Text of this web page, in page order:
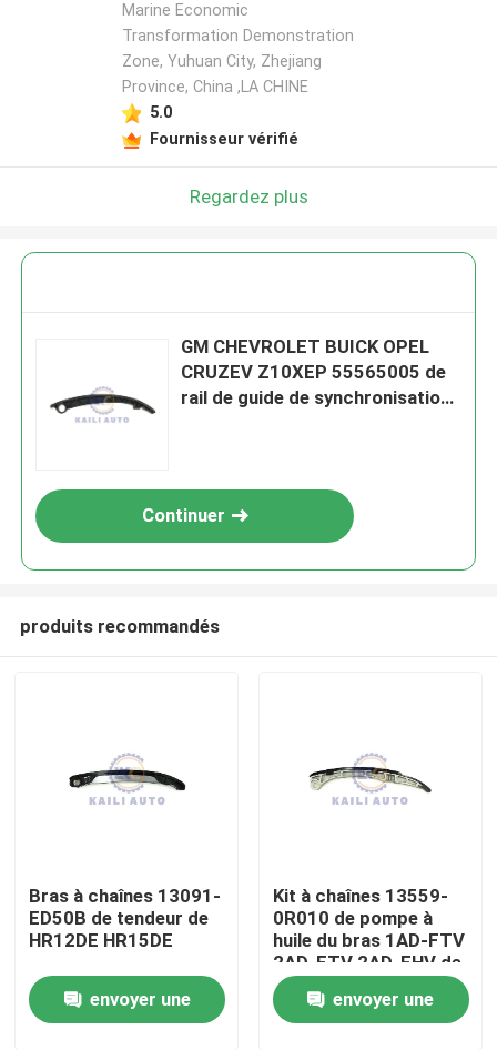
À la maison
Produits
Marine Economic
Transformation Demonstration
Zone, Yuhuan City, Zhejiang
Province, China ,LA CHINE
5.0
Fournisseur vérifié
Regardez plus
GM CHEVROLET BUICK OPEL
CRUZEV Z10XEP 55565005 de
rail de guide de synchronisation
Continuer
produits recommandés
Bras à chaînes 13091-
ED50B de tendeur de
HR12DE HR15DE
envoyer une
Kit à chaînes 13559-
0R010 de pompe à
huile du bras 1AD-FTV
2AD-FTV 2AD-FHV de
tendeur de TOYOTA
IS-220Denvoyer une